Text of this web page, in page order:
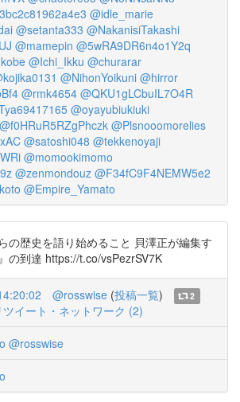
@idle_marie
@setanta333 @NakanisiTakashi
@mamepin @5wRA9DR6n4o1Y2q
@Ichi_Ikku @churarar
@NihonYoikuni @hirror
@rmk4654 @QKU1gLCbuIL7O4R
@oyayubiukiuki
@f0HRuR5RZgPhczk @Plsnooomorelies
@satoshi048 @tekkenoyaji
@momookimomo
@zenmondouz @F34fC9F4NEMW5e2
@Empire_Yamato
の歴史を語り始めること 貝澤正が編集す
の到達 https://t.co/vsPezrSV7K
@rosswise (投稿一覧)
2
ツイート・ネットワーク (2)
@rosswise